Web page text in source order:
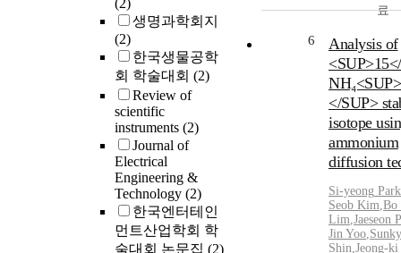
(2)
생명과학회지
(2)
한국생물공학
회 학술대회 (2)
Review of
scientific
instruments (2)
Journal of
Electrical
Engineering &
Technology (2)
한국엔터테인
먼트산업학회 학
술대회 논문집 (2)
profiles of
showed
differences.
methods will
monitoring
evaluating
spp. in
microbial
were 1.89%.
in the Slate
rain gutter,
constructed
roof. Asbestos
content was
2.89% in the
rain gutter
in 1953. From
results, it is
minimize
damage as
6
Analysis of
</SUP>
isotope
ammonium
diffusion
Si-yeong Park
Seob Kim,Bo
Lim,Jaeseon
Jin Yoo,
Shin,Jeong-ki